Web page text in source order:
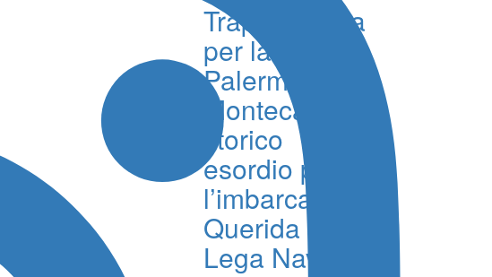
Trapani salpa
per la
Palermo-
Montecarlo,
storico
esordio per
l’imbarcazione
Querida e la
Lega Navale